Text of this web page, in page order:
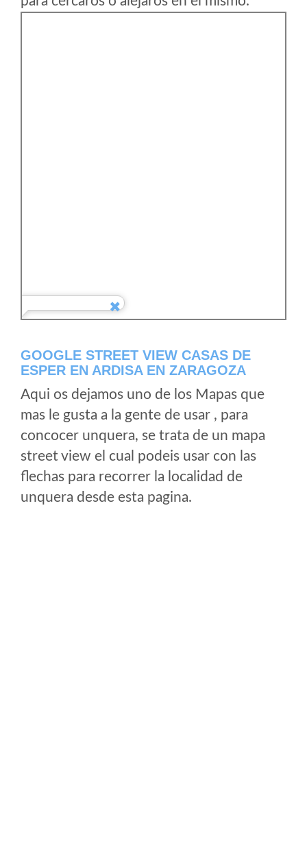
GOOGLE STREET VIEW CASAS DE
ESPER EN ARDISA EN ZARAGOZA
Aqui os dejamos uno de los Mapas que
mas le gusta a la gente de usar , para
concocer unquera, se trata de un mapa
street view el cual podeis usar con las
flechas para recorrer la localidad de
unquera desde esta pagina.